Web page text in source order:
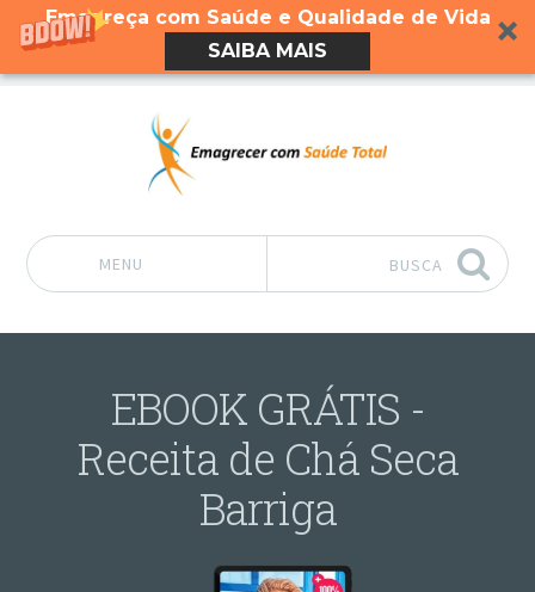
Emagreça com Saúde e Qualidade de Vida
SAIBA MAIS
MENU BUSCA
EBOOK GRÁTIS -
Receita de Chá Seca
Barriga